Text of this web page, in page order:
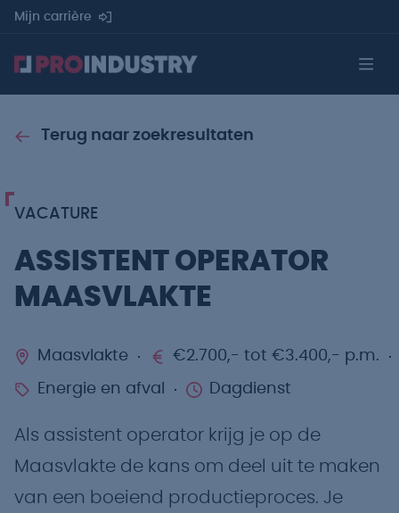
Mijn carrière
Terug naar zoekresultaten
VACATURE
ASSISTENT OPERATOR
MAASVLAKTE
Maasvlakte €2.700,- tot €3.400,- p.m.
Energie en afval Dagdienst
Als assistent operator krijg je op de
Maasvlakte de kans om deel uit te maken
van een boeiend productieproces. Je